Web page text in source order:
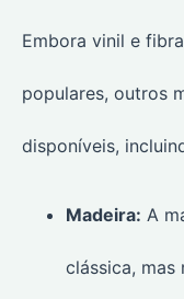
Embora vinil e
populares, outros
disponíveis,
Madeira: A
clássica, mas